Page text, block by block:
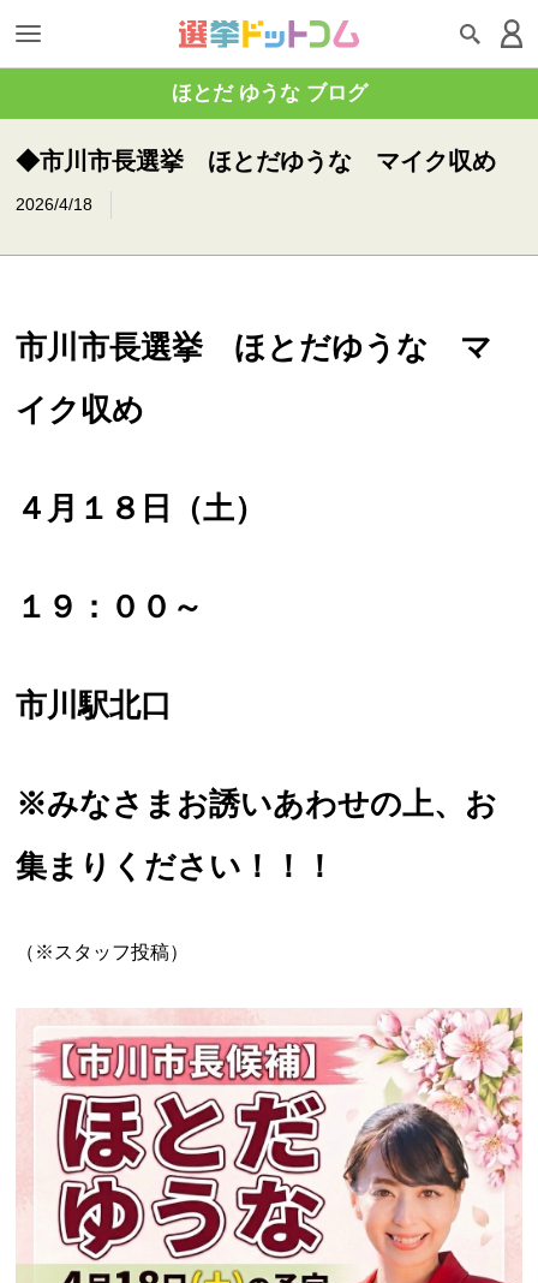
ほとだ ゆうな ブログ
◆市川市長選挙 ほとだゆうな マイク収め
2026/4/18
市川市長選挙 ほとだゆうな マ
イク収め
４月１８日（土）
１９：００～
市川駅北口
※みなさまお誘いあわせの上、お
集まりください！！！
（※スタッフ投稿）